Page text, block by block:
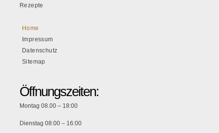
Rezepte
Home
Impressum
Datenschutz
Sitemap
Öffnungszeiten:
Montag 08.00 – 18:00
Dienstag 08:00 – 16:00